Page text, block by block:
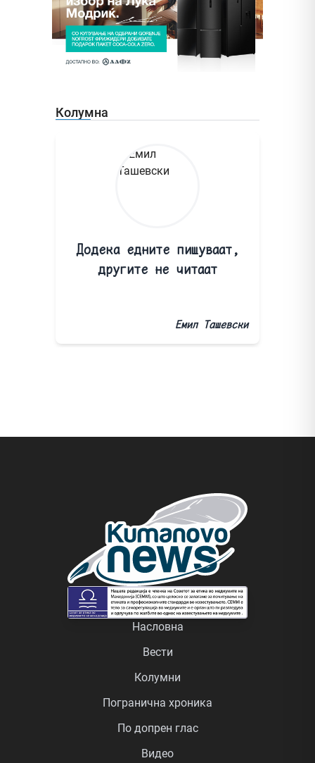
Колумна
Додека едните пишуваат,
другите не читаат
Емил Ташевски
Насловна
Вести
Колумни
Погранична хроника
По допрен глас
Видео